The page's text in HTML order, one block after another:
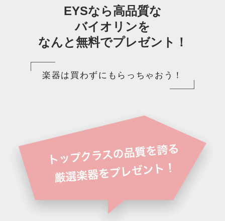
EYSなら高品質な
バイオリンを
なんと無料でプレゼント！
楽器は買わずにもらっちゃおう！